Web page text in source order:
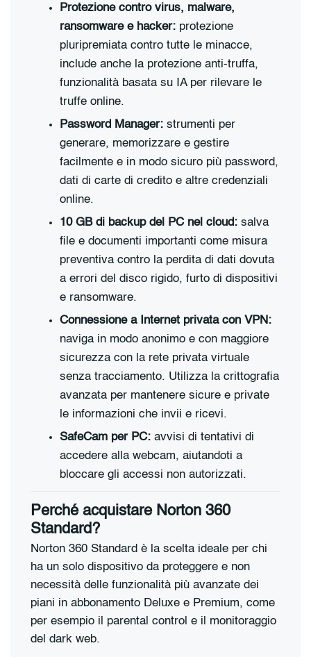
Protezione contro virus, malware,
ransomware e hacker: protezione
pluripremiata contro tutte le minacce,
include anche la protezione anti-truffa,
funzionalità basata su IA per rilevare le
truffe online.
Password Manager: strumenti per
generare, memorizzare e gestire
facilmente e in modo sicuro più password,
dati di carte di credito e altre credenziali
online.
10 GB di backup del PC nel cloud: salva
file e documenti importanti come misura
preventiva contro la perdita di dati dovuta
a errori del disco rigido, furto di dispositivi
e ransomware.
Connessione a Internet privata con VPN:
naviga in modo anonimo e con maggiore
sicurezza con la rete privata virtuale
senza tracciamento. Utilizza la crittografia
avanzata per mantenere sicure e private
le informazioni che invii e ricevi.
SafeCam per PC: avvisi di tentativi di
accedere alla webcam, aiutandoti a
bloccare gli accessi non autorizzati.
Perché acquistare Norton 360
Standard?
Norton 360 Standard è la scelta ideale per chi
ha un solo dispositivo da proteggere e non
necessità delle funzionalità più avanzate dei
piani in abbonamento Deluxe e Premium, come
per esempio il parental control e il monitoraggio
del dark web.